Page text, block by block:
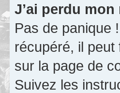
J’ai perdu
Pas de panique
récupéré, il
sur la page de
Suivez les